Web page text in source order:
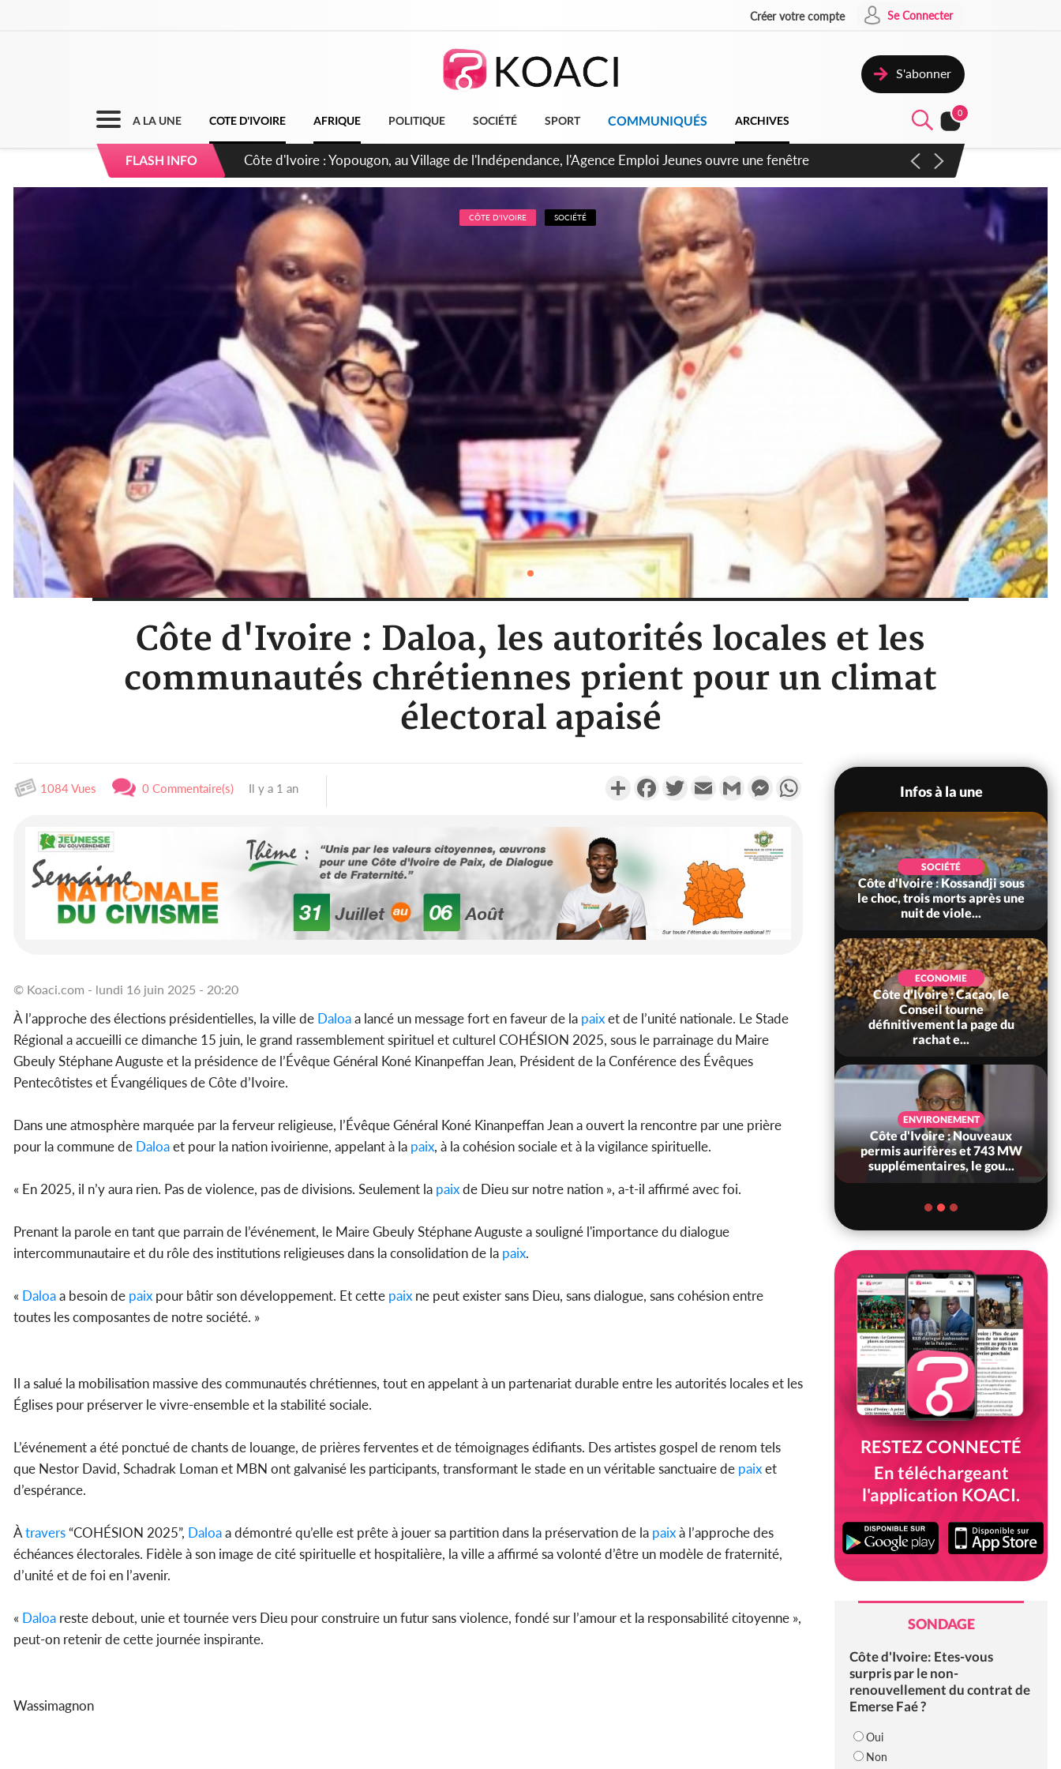
Créer votre compte Se Connecter
S'abonner
A LA UNE COTE D'IVOIRE AFRIQUE POLITIQUE SOCIÉTÉ SPORT COMMUNIQUÉS ARCHIVES
0
FLASH INFO
Côte d'Ivoire : CHU de Treichville, après la fronde, les agents contractuels obtiennent un accord avec la
direction sur les arriérés du SMIG 2023
CÔTE D'IVOIRE SOCIÉTÉ
Côte d'Ivoire : Daloa, les autorités locales et les
communautés chrétiennes prient pour un climat
électoral apaisé
1084 Vues 0 Commentaire(s) Il y a 1 an PartagerFacebookTwitterEmail Gmail MessengerWhatsApp
© Koaci.com - lundi 16 juin 2025 - 20:20
À l’approche des élections présidentielles, la ville de Daloaa lancé un message fort en faveur de la paixet de l’unité nationale. Le Stade
Régional a accueilli ce dimanche 15 juin, le grand rassemblement spirituel et culturel COHÉSION 2025, sous le parrainage du Maire
Gbeuly Stéphane Auguste et la présidence de l’Évêque Général Koné Kinanpeffan Jean, Président de la Conférence des Évêques
Pentecôtistes et Évangéliques de Côte d’Ivoire.
Dans une atmosphère marquée par la ferveur religieuse, l’Évêque Général Koné Kinanpeffan Jean a ouvert la rencontre par une prière
pour la commune de Daloaet pour la nation ivoirienne, appelant à la paix, à la cohésion sociale et à la vigilance spirituelle.
« En 2025, il n’y aura rien. Pas de violence, pas de divisions. Seulement la paixde Dieu sur notre nation », a-t-il affirmé avec foi.
Prenant la parole en tant que parrain de l’événement, le Maire Gbeuly Stéphane Auguste a souligné l'importance du dialogue
intercommunautaire et du rôle des institutions religieuses dans la consolidation de la paix.
« Daloaa besoin de paix pour bâtir son développement. Et cette paix ne peut exister sans Dieu, sans dialogue, sans cohésion entre
toutes les composantes de notre société. »
Il a salué la mobilisation massive des communautés chrétiennes, tout en appelant à un partenariat durable entre les autorités locales et les
Églises pour préserver le vivre-ensemble et la stabilité sociale.
L’événement a été ponctué de chants de louange, de prières ferventes et de témoignages édifiants. Des artistes gospel de renom tels
que Nestor David, Schadrak Loman et MBN ont galvanisé les participants, transformant le stade en un véritable sanctuaire de paixet
d’espérance.
Àtravers “COHÉSION 2025”, Daloaa démontré qu’elle est prête à jouer sa partition dans la préservation de la paixà l’approche des
échéances électorales. Fidèle à son image de cité spirituelle et hospitalière, la ville a affirmé sa volonté d’être un modèle de fraternité,
d’unité et de foi en l’avenir.
« Daloa reste debout, unie et tournée vers Dieu pour construire un futur sans violence, fondé sur l’amour et la responsabilité citoyenne »,
peut-on retenir de cette journée inspirante.
Wassimagnon
Infos à la une
POLITIQUE
Côte d'Ivoire : Indépendance
2026, Yopougon coeur
battant de la célébration...
société civile, le
gouvernement valide six dé...
Côte d'Ivoire : Réforme
sanitaire, le gouvernement
SOCIÉTÉ
Côte d'Ivoire : Kossandji sous
le choc, trois morts après une
nuit de viole...
ECONOMIE
Côte d'Ivoire : Cacao, le
Conseil tourne
définitivement la page du
rachat e...
ENVIRONEMENT
Côte d'Ivoire : Nouveaux
permis aurifères et 743 MW
supplémentaires, le gou...
RESTEZ CONNECTÉ
En téléchargeant
l'application KOACI.
SONDAGE
Côte d'Ivoire: Etes-vous
surpris par le non-
renouvellement du contrat de
Emerse Faé ?
Oui
Non